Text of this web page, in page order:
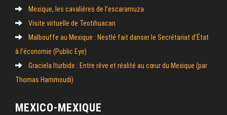
Mexique, les cavalières de l’escaramuza
Visite virtuelle de Teotihuacan
Malbouffe au Mexique : Nestlé fait danser le Secrétariat d’État
à l’économie (Public Eye)
Graciela Iturbide : Entre rêve et réalité au cœur du Mexique (par
Thomas Hammoudi)
MEXICO-MEXIQUE